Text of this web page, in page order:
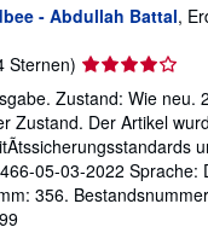
- Abdullah Battal,
Sternen)
von
5
Sternen
Zustand: Wie neu.
Zustand. Der Artikel
05-03-2022 Sprache:
356.